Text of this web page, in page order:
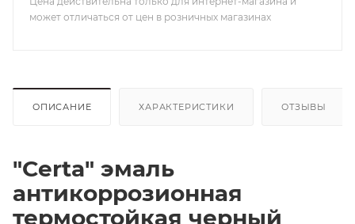
может отличаться от цен в розничных магазинах
ОПИСАНИЕ ХАРАКТЕРИСТИКИ ОТЗЫВЫ
"Certa" эмаль
антикоррозионная
термостойкая черный